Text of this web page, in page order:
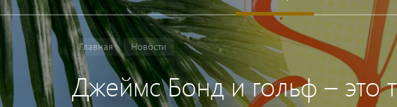
Главная Новости
Джеймс Бонд и гольф – это